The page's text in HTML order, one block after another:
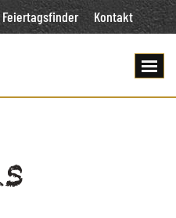
Kontakt